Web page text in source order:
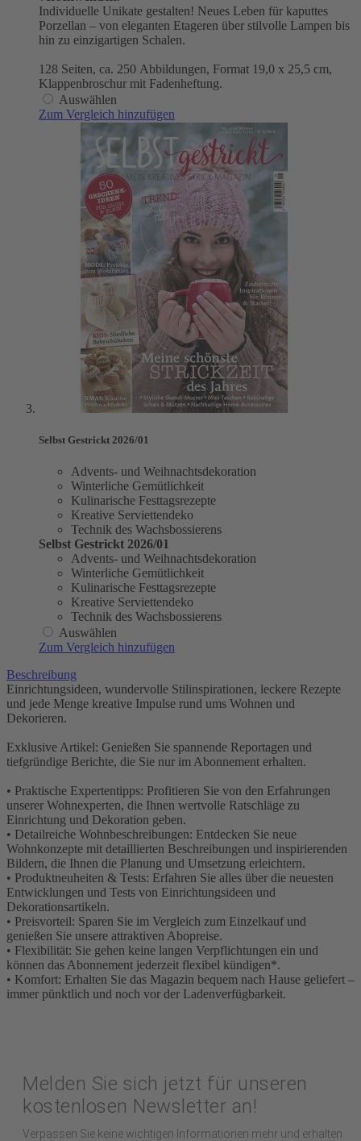
Individuelle Unikate gestalten! Neues Leben für kaputtes
Porzellan – von eleganten Etageren über stilvolle Lampen bis
hin zu einzigartigen Schalen.
128 Seiten, ca. 250 Abbildungen, Format 19,0 x 25,5 cm,
Klappenbroschur mit Fadenheftung.
Auswählen
Zum Vergleich hinzufügen
Selbst Gestrickt 2026/01
Advents- und Weihnachtsdekoration
Winterliche Gemütlichkeit
Kulinarische Festtagsrezepte
Kreative Serviettendeko
Technik des Wachsbossierens
Selbst Gestrickt 2026/01
Advents- und Weihnachtsdekoration
Winterliche Gemütlichkeit
Kulinarische Festtagsrezepte
Kreative Serviettendeko
Technik des Wachsbossierens
Auswählen
Zum Vergleich hinzufügen
Beschreibung
Einrichtungsideen, wundervolle Stilinspirationen, leckere Rezepte
und jede Menge kreative Impulse rund ums Wohnen und
Dekorieren.
Exklusive Artikel: Genießen Sie spannende Reportagen und
tiefgründige Berichte, die Sie nur im Abonnement erhalten.
• Praktische Expertentipps: Profitieren Sie von den Erfahrungen
unserer Wohnexperten, die Ihnen wertvolle Ratschläge zu
Einrichtung und Dekoration geben.
• Detailreiche Wohnbeschreibungen: Entdecken Sie neue
Wohnkonzepte mit detaillierten Beschreibungen und inspirierenden
Bildern, die Ihnen die Planung und Umsetzung erleichtern.
• Produktneuheiten & Tests: Erfahren Sie alles über die neuesten
Entwicklungen und Tests von Einrichtungsideen und
Dekorationsartikeln.
• Preisvorteil: Sparen Sie im Vergleich zum Einzelkauf und
genießen Sie unsere attraktiven Abopreise.
• Flexibilität: Sie gehen keine langen Verpflichtungen ein und
können das Abonnement jederzeit flexibel kündigen*.
• Komfort: Erhalten Sie das Magazin bequem nach Hause geliefert –
immer pünktlich und noch vor der Ladenverfügbarkeit.
Melden Sie sich jetzt für unseren
kostenlosen Newsletter an!
Verpassen Sie keine wichtigen Informationen mehr und erhalten